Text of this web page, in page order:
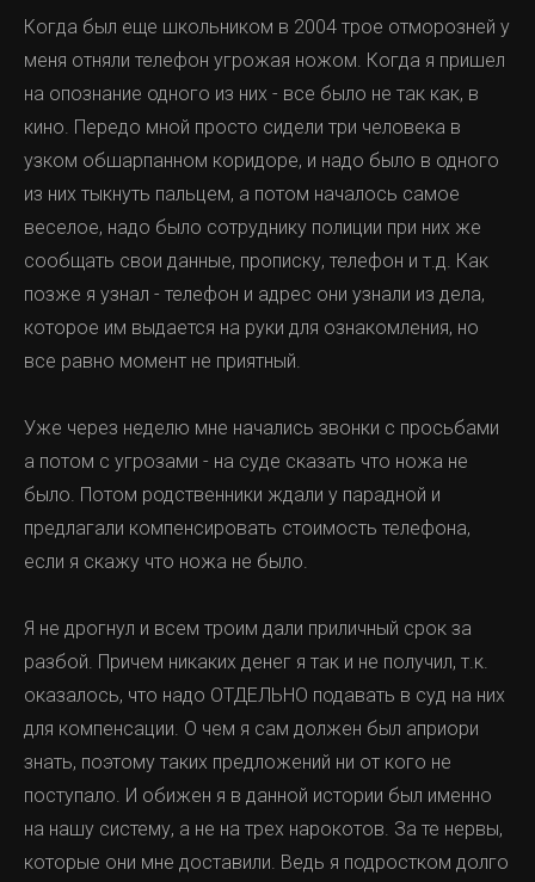
Когда был еще школьником в 2004 трое отморозней у
меня отняли телефон угрожая ножом. Когда я пришел
на опознание одного из них - все было не так как, в
кино. Передо мной просто сидели три человека в
узком обшарпанном коридоре, и надо было в одного
из них тыкнуть пальцем, а потом началось самое
веселое, надо было сотруднику полиции при них же
сообщать свои данные, прописку, телефон и т.д. Как
позже я узнал - телефон и адрес они узнали из дела,
которое им выдается на руки для ознакомления, но
все равно момент не приятный.
Уже через неделю мне начались звонки с просьбами
а потом с угрозами - на суде сказать что ножа не
было. Потом родственники ждали у парадной и
предлагали компенсировать стоимость телефона,
если я скажу что ножа не было.
Я не дрогнул и всем троим дали приличный срок за
разбой. Причем никаких денег я так и не получил, т.к.
оказалось, что надо ОТДЕЛЬНО подавать в суд на них
для компенсации. О чем я сам должен был априори
знать, поэтому таких предложений ни от кого не
поступало. И обижен я в данной истории был именно
на нашу систему, а не на трех нарокотов. За те нервы,
которые они мне доставили. Ведь я подростком долго